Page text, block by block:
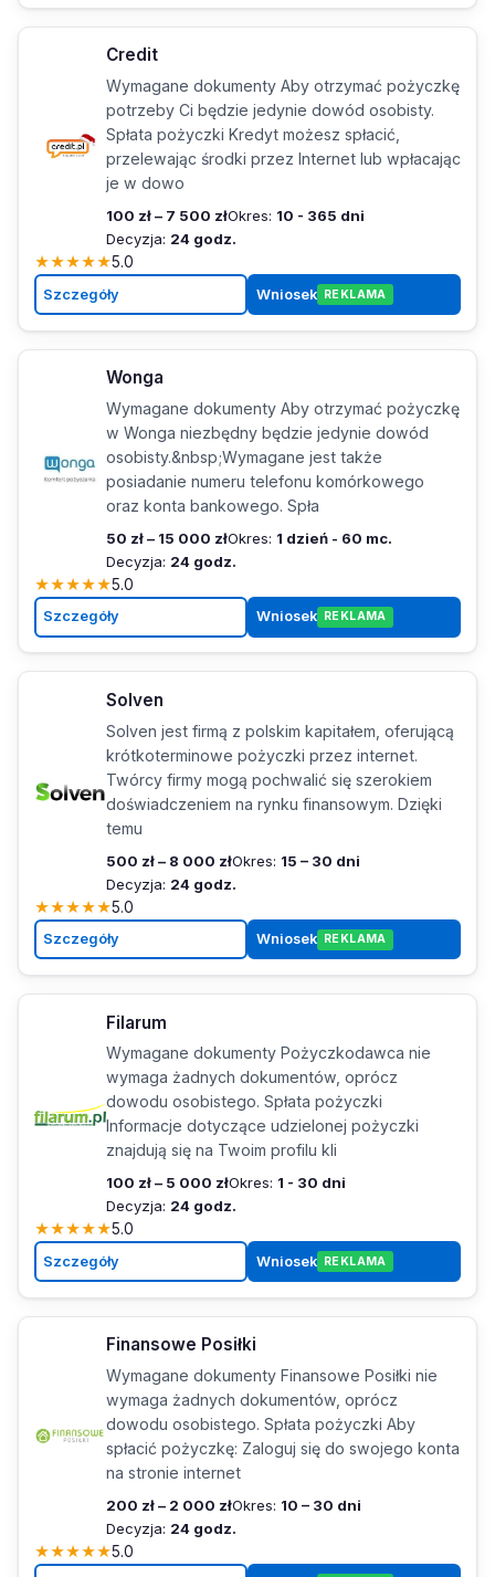
Credit
Wymagane dokumenty Aby otrzymać pożyczkę
potrzeby Ci będzie jedynie dowód osobisty.
Spłata pożyczki Kredyt możesz spłacić,
przelewając środki przez Internet lub wpłacając
je w dowo
100 zł – 7 500 złOkres: 10 - 365 dni
Decyzja: 24 godz.
★★★★★5.0
Szczegóły Wniosek REKLAMA
Wonga
Wymagane dokumenty Aby otrzymać pożyczkę
w Wonga niezbędny będzie jedynie dowód
osobisty.&nbsp;Wymagane jest także
posiadanie numeru telefonu komórkowego
oraz konta bankowego. Spła
50 zł – 15 000 złOkres: 1 dzień - 60 mc.
Decyzja: 24 godz.
★★★★★5.0
Szczegóły Wniosek REKLAMA
Solven
Solven jest firmą z polskim kapitałem, oferującą
krótkoterminowe pożyczki przez internet.
Twórcy firmy mogą pochwalić się szerokiem
doświadczeniem na rynku finansowym. Dzięki
temu
500 zł – 8 000 złOkres: 15 – 30 dni
Decyzja: 24 godz.
★★★★★5.0
Szczegóły Wniosek REKLAMA
Filarum
Wymagane dokumenty Pożyczkodawca nie
wymaga żadnych dokumentów, oprócz
dowodu osobistego. Spłata pożyczki
Informacje dotyczące udzielonej pożyczki
znajdują się na Twoim profilu kli
100 zł – 5 000 złOkres: 1 - 30 dni
Decyzja: 24 godz.
★★★★★5.0
Szczegóły Wniosek REKLAMA
Finansowe Posiłki
Wymagane dokumenty Finansowe Posiłki nie
wymaga żadnych dokumentów, oprócz
dowodu osobistego. Spłata pożyczki Aby
spłacić pożyczkę: Zaloguj się do swojego konta
na stronie internet
200 zł – 2 000 złOkres: 10 – 30 dni
Decyzja: 24 godz.
★★★★★5.0